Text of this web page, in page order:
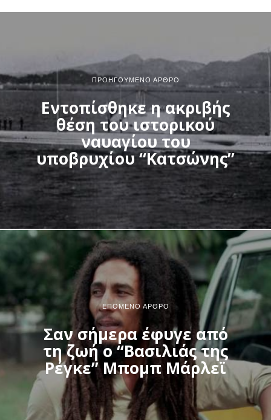
ΠΡΟΗΓΟΎΜΕΝΟ ΆΡΘΡΟ
Εντοπίσθηκε η ακριβής
θέση του ιστορικού
ναυαγίου του
υποβρυχίου “Κατσώνης”
ΕΠΌΜΕΝΟ ΆΡΘΡΟ
Σαν σήμερα έφυγε από
τη ζωή ο “Βασιλιάς της
Ρέγκε” Μπομπ Μάρλεϊ